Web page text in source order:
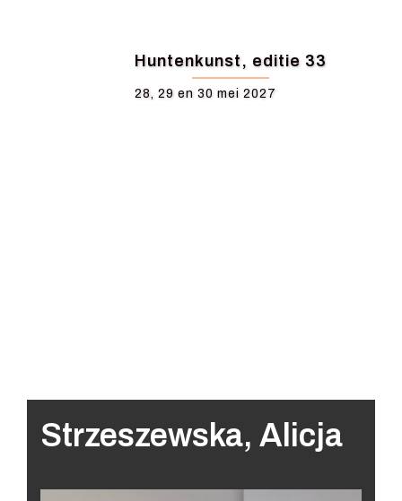
Huntenkunst, editie 33
28, 29 en 30 mei 2027
Strzeszewska, Alicja